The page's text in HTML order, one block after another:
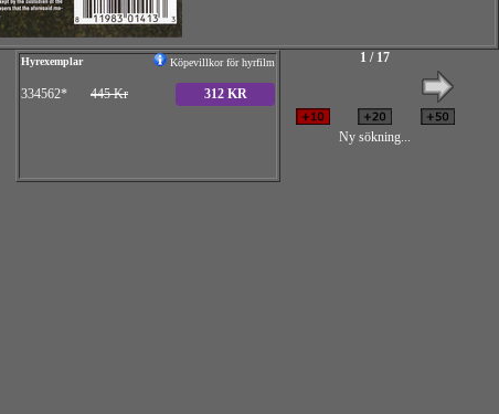
Hyrexemplar Köpevillkor för hyrfilm
334562* 445 Kr 312 KR
1 / 17
Ny sökning...